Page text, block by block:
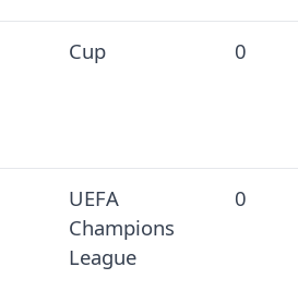
Cup 0
UEFA
Champions
League
0